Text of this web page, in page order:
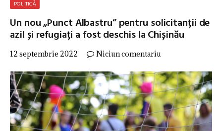
POLITICĂ
Un nou „Punct Albastru” pentru solicitanții de
azil și refugiați a fost deschis la Chișinău
12 septembrie 2022 Niciun comentariu